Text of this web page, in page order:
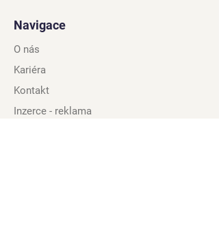
Navigace
O nás
Kariéra
Kontakt
Inzerce - reklama